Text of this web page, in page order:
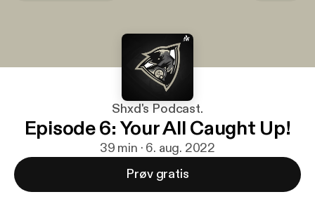
Shxd's Podcast.
Episode 6: Your All Caught Up!
39 min · 6. aug. 2022
Prøv gratis